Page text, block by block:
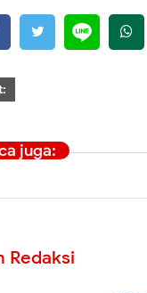
juga:
Redaksi